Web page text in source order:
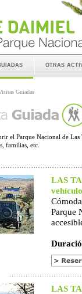
otras
Guiadas
el Parque Nacional de
familias, etc.
LAS
vehículo
Parque
LAS